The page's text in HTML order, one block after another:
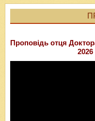
Проповідь отця